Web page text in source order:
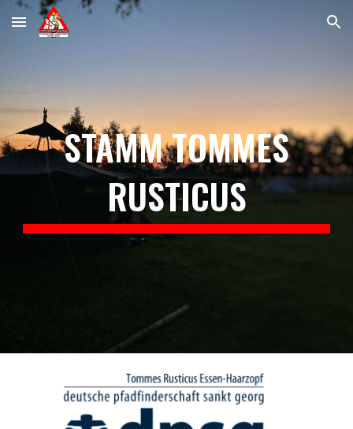
Skip to main content Skip to navigation
STAMM TOMMES
RUSTICUS